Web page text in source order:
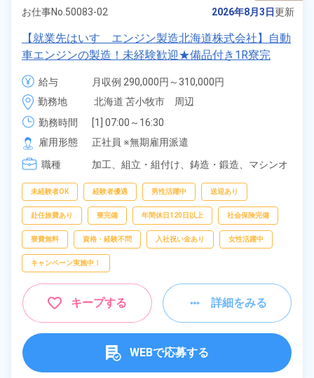
お仕事No. 50083-02 2026年8月3日更新
【就業先はいすゞエンジン製造北海道株式会社】自動
車エンジンの製造！未経験歓迎★備品付き1R寮完
備！カバン一つで赴任OK★友達同士・カップル応募
も歓迎！格安食堂あり◎《北海道苫小牧市》
給与
月収例 290,000円～310,000円
給与 225,900円～225,900円
勤務地
北海道 苫小牧市　周辺
勤務時間
[1] 07:00～16:30
[2] 18:30～04:00
雇用形態
正社員 ※無期雇用派遣
職種
加工、 組立・組付け、 鋳造・鍛造、 マシンオ
未経験者OK 経験者優遇 男性活躍中 送迎あり
赴任旅費あり 寮完備 年間休日120日以上 社会保険完備
寮費無料 資格・経験不問 入社祝い金あり 女性活躍中
キャンペーン実施中！
キープする 詳細をみる
WEBで応募する